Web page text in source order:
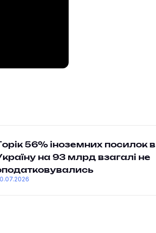
56% іноземних посилок в
на 93 млрд взагалі не